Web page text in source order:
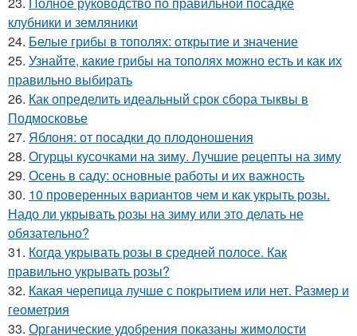
клубники и земляники
24. Белые грибы в тополях: открытие и значение
25. Узнайте, какие грибы на тополях можно есть и как их
правильно выбирать
26. Как определить идеальный срок сбора тыквы в
Подмосковье
27. Яблоня: от посадки до плодоношения
28. Огурцы кусочками на зиму. Лучшие рецепты на зиму
29. Осень в саду: основные работы и их важность
30. 10 проверенных вариантов чем и как укрыть розы.
Надо ли укрывать розы на зиму или это делать не
обязательно?
31. Когда укрывать розы в средней полосе. Как
правильно укрывать розы?
32. Какая черепица лучше с покрытием или нет. Размер и
геометрия
33. Органические удобрения показаны жимолости